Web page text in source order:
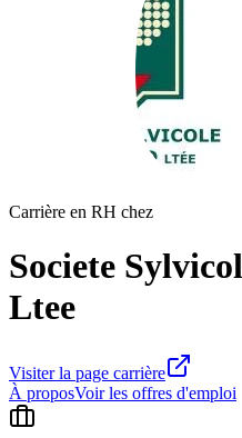
Carrière en RH chez
Societe
Ltee
Visiter la page carrière
À proposVoir les offres d'emploi